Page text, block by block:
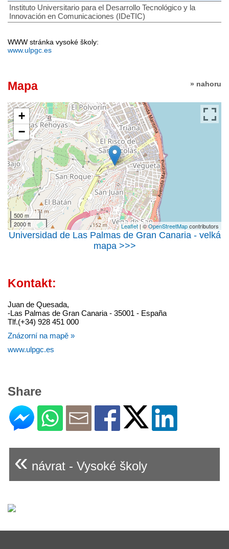
Instituto Universitario para el Desarrollo Tecnológico y la
Innovación en Comunicaciones (IDeTIC)
WWW stránka vysoké školy:
www.ulpgc.es
» nahoru
Mapa
+
−
500 m
2000 ft
Leaflet | ©OpenStreetMapcontributors
Universidad de Las Palmas de Gran Canaria - velká
mapa >>>
Kontakt:
Juan de Quesada,
-Las Palmas de Gran Canaria - 35001 - España
Tlf.(+34) 928 451 000
Znázorní na mapě »
www.ulpgc.es
Share
« návrat - Vysoké školy